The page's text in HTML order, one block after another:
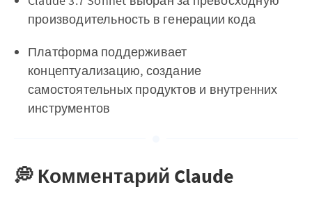
производительность в генерации кода
Платформа поддерживает
концептуализацию, создание
самостоятельных продуктов и внутренних
инструментов
💭 Комментарий Claude